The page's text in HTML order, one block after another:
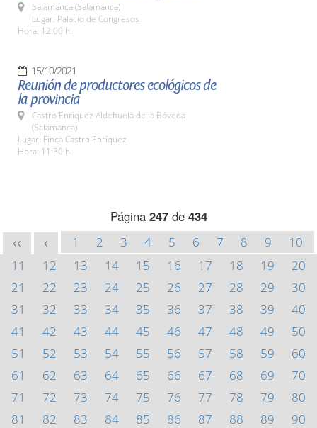
Salamanca (Salamanca)
Lugar: Palacio de Congresos
Hora: 12:00 h.
15/10/2021
Reunión de productores ecológicos de
la provincia
Castro Enriquez Aldehuela de la Bóveda
(Salamanca)
Lugar: Finca Castro Enríquez
Hora: 11:30 h.
Página 247de 434
<< < 1 2 3 4 5 6 7 8 9
10
11
12 13 14 15 16 17 18 19
20
21
22 23 24 25 26 27 28 29
30
31
32 33 34 35 36 37 38 39
40
41
42 43 44 45 46 47 48 49
50
51
52 53 54 55 56 57 58 59
60
61
62 63 64 65 66 67 68 69
70
71
72 73 74 75 76 77 78 79
80
81
82 83 84 85 86 87 88 89
90